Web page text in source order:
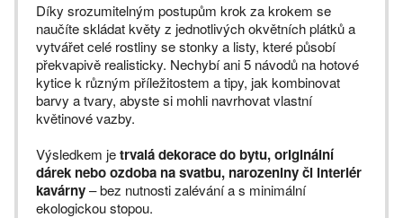
Díky srozumitelným postupům krok za krokem se
naučíte skládat květy z jednotlivých okvětních plátků a
vytvářet celé rostliny se stonky a listy, které působí
překvapivě realisticky. Nechybí ani 5 návodů na hotové
kytice k různým příležitostem a tipy, jak kombinovat
barvy a tvary, abyste si mohli navrhovat vlastní
květinové vazby.
Výsledkem jetrvalá dekorace do bytu, originální
dárek nebo ozdoba na svatbu, narozeniny či interiér
kavárny– bez nutnosti zalévání a s minimální
ekologickou stopou.